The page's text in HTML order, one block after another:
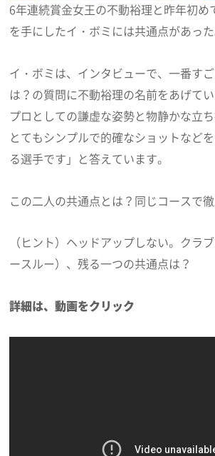
6年連続賞金女王の不動裕理と昨年初め
を手にしたイ・ボミには共通点があった
イ・ボミは、インタビューで、一番す
は？の質問に不動裕理の名前をあげてい
プロとしての謙虚な姿勢と物静かな立
とてもシンプルで的確なショットなど
る選手です」と答えています。
この二人の共通点とは？同じコースで徹
（ヒント）ヘッドアップしない。クラ
ースルー）、残る一つの共通点は？
詳細は、動画をクリック